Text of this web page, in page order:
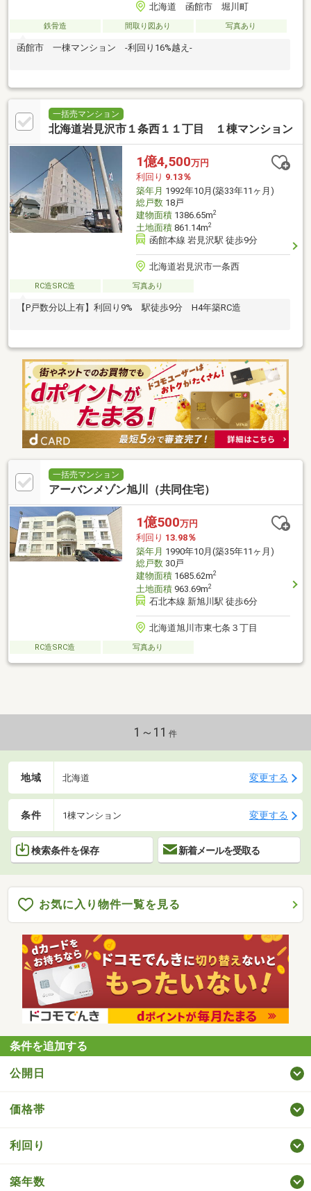
北海道 函館市 堀川町
鉄骨造 間取り図あり 写真あり
函館市 一棟マンション -利回り16%越え-
一括売マンション
北海道岩見沢市１条西１１丁目 １棟マンション
1億4,500万円
利回り 9.13％
築年月 1992年10月(築33年11ヶ月)
総戸数18戸
建物面積1386.65m2
土地面積861.14m2
函館本線 岩見沢駅 徒歩9分
北海道岩見沢市一条西
RC造SRC造 写真あり
【P戸数分以上有】利回り9% 駅徒歩9分 H4年築RC造
一括売マンション
アーバンメゾン旭川（共同住宅）
1億500万円
利回り 13.98％
築年月 1990年10月(築35年11ヶ月)
総戸数30戸
建物面積1685.62m2
土地面積963.69m2
石北本線 新旭川駅 徒歩6分
北海道旭川市東七条３丁目
RC造SRC造 写真あり
1～11 件
地域 北海道 変更する
条件 1棟マンション 変更する
検索条件を保存 新着メールを受取る
お気に入り物件一覧を見る
条件を追加する
公開日
価格帯
利回り
築年数